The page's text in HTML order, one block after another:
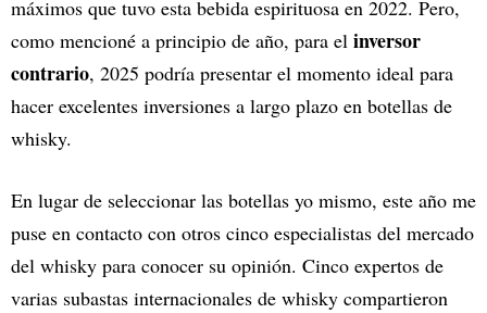
máximos que tuvo esta bebida espirituosa en 2022. Pero,
como mencioné a principio de año, para el inversor
contrario, 2025 podría presentar el momento ideal para
hacer excelentes inversiones a largo plazo en botellas de
whisky.
En lugar de seleccionar las botellas yo mismo, este año me
puse en contacto con otros cinco especialistas del mercado
del whisky para conocer su opinión. Cinco expertos de
varias subastas internacionales de whisky compartieron